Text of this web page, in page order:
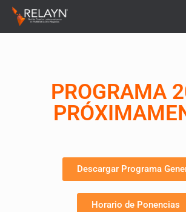
PROGRAMA
Descargar Programa
Horario de Ponencias